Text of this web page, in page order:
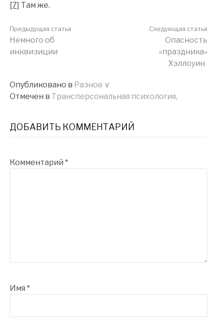
[7] Там же.
Продолжить
Предыдущая статья
Немного об
инквизиции
Следующая статья
Опасность
«праздника»
Хэллоуин
Опубликовано в Разное ∨
Отмечен в Трансперсональная психология,
ДОБАВИТЬ КОММЕНТАРИЙ
Комментарий *
Имя *